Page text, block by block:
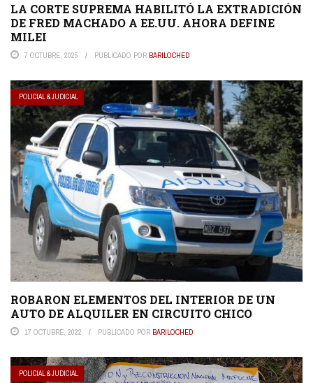
LA CORTE SUPREMA HABILITÓ LA EXTRADICIÓN
DE FRED MACHADO A EE.UU. AHORA DEFINE
MILEI
7 OCTUBRE, 2025 PUBLICADO POR BARILOCHED
POLICIAL & JUDICIAL
ROBARON ELEMENTOS DEL INTERIOR DE UN
AUTO DE ALQUILER EN CIRCUITO CHICO
17 OCTUBRE, 2022 PUBLICADO POR BARILOCHED
POLICIAL & JUDICIAL